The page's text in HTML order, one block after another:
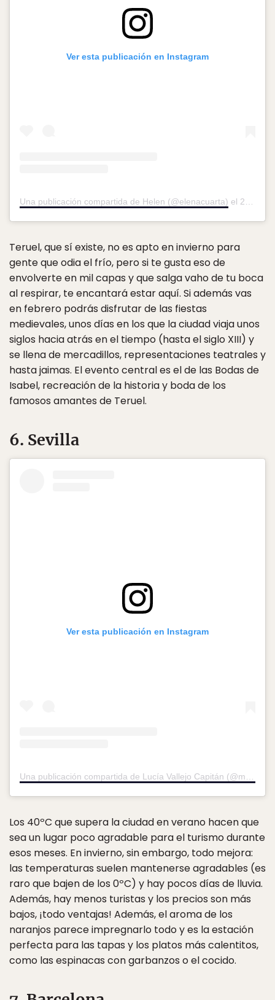
Ver esta publicación en Instagram
Una publicación compartida de Helen (@elenacuarta) el 26 Feb, 2018 a las 8:22 PST
Teruel, que sí existe, no es apto en invierno para
gente que odia el frío, pero si te gusta eso de
envolverte en mil capas y que salga vaho de tu boca
al respirar, te encantará estar aquí. Si además vas
en febrero podrás disfrutar de las fiestas
medievales, unos días en los que la ciudad viaja unos
siglos hacia atrás en el tiempo (hasta el siglo XIII) y
se llena de mercadillos, representaciones teatrales y
hasta jaimas. El evento central es el de las Bodas de
Isabel, recreación de la historia y boda de los
famosos amantes de Teruel.
6. Sevilla
Ver esta publicación en Instagram
Una publicación compartida de Lucía Vallejo Capitán (@micamaradepaseo)
Los 40ºC que supera la ciudad en verano hacen que
sea un lugar poco agradable para el turismo durante
esos meses. En invierno, sin embargo, todo mejora:
las temperaturas suelen mantenerse agradables (es
raro que bajen de los 0ºC) y hay pocos días de lluvia.
Además, hay menos turistas y los precios son más
bajos, ¡todo ventajas! Además, el aroma de los
naranjos parece impregnarlo todo y es la estación
perfecta para las tapas y los platos más calentitos,
como las espinacas con garbanzos o el cocido.